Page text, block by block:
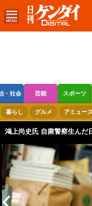
・社会 芸能 スポーツ
ボートレース 競輪 オー
暮らし グルメ アミュー
鴻上尚史氏 自粛警察生んだ